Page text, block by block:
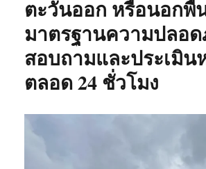
ตะวันออก หรือนอกพื้
มาตรฐานความปลอด
สอบถามและประเมิน
ตลอด 24 ชั่วโมง